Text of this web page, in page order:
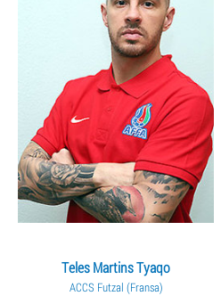
Teles Martins Tyaqo
ACCS Futzal (Fransa)